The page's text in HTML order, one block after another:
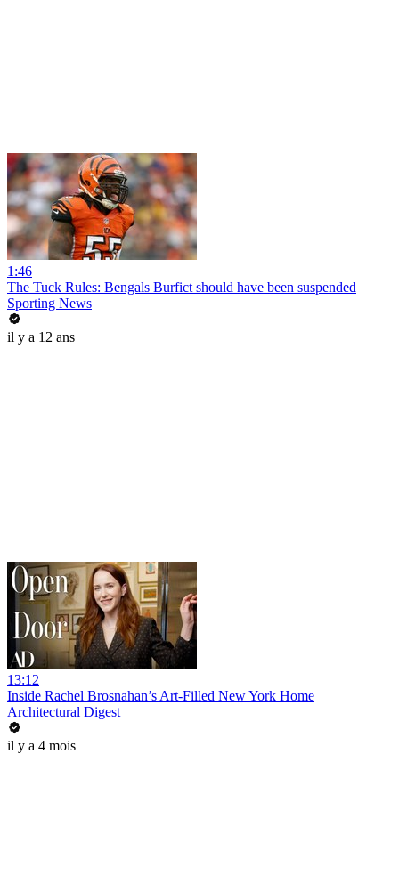
1:46
The Tuck Rules: Bengals Burfict should have been suspended
Sporting News
il y a 12 ans
13:12
Inside Rachel Brosnahan’s Art-Filled New York Home
Architectural Digest
il y a 4 mois